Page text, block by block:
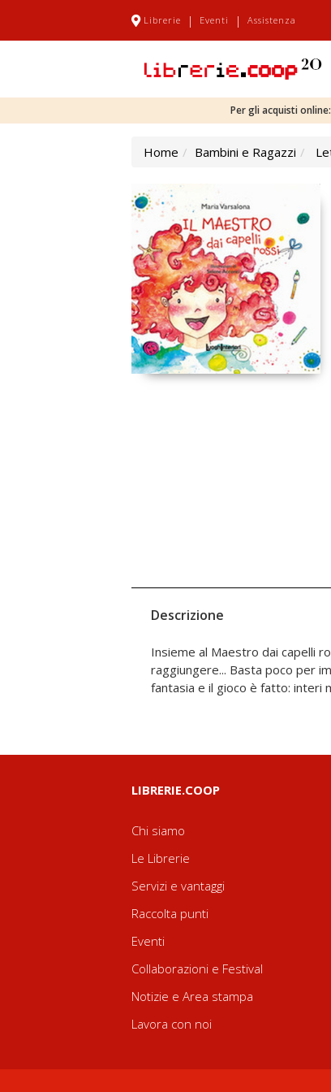
Librerie | Eventi | Assistenza
Per gli acquisti
Home Bambini e Ragazzi
Descrizione
Insieme al Maestro dai capelli
raggiungere... Basta poco per
fantasia e il gioco è fatto: interi
scoperti. Potete fidarvi, avrà un
LIBRERIE.COOP
Chi siamo
Le Librerie
Servizi e vantaggi
Raccolta punti
Eventi
Collaborazioni e Festival
Notizie e Area stampa
Lavora con noi